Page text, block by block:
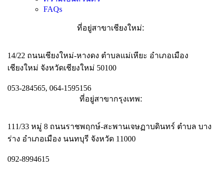
FAQs
ที่อยู่สาขาเชียงใหม่:
14/22 ถนนเชียงใหม่-หางดง ตำบลแม่เหียะ อำเภอเมือง
เชียงใหม่ จังหวัดเชียงใหม่ 50100
053-284565, 064-1595156
ที่อยู่สาขากรุงเทพ:
111/33 หมู่ 8 ถนนราชพฤกษ์-สะพานเจษฏาบดินทร์ ตำบล บาง
ร่าง อำเภอเมือง นนทบุรี จังหวัด 11000
092-8994615